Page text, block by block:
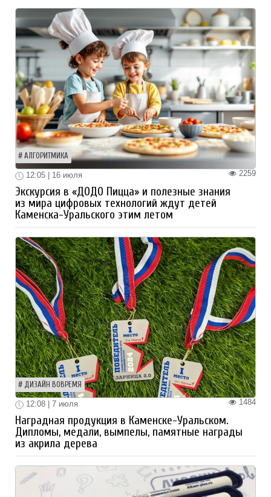
АЛГОРИТМИКА
2259
12:05 | 16 июля
Экскурсия в «ДОДО Пицца» и полезные знания
из мира цифровых технологий ждут детей
Каменска-Уральского этим летом
ДИЗАЙН ВОВРЕМЯ
1484
12:08 | 7 июля
Наградная продукция в Каменске-Уральском.
Дипломы, медали, вымпелы, памятные награды
из акрила дерева